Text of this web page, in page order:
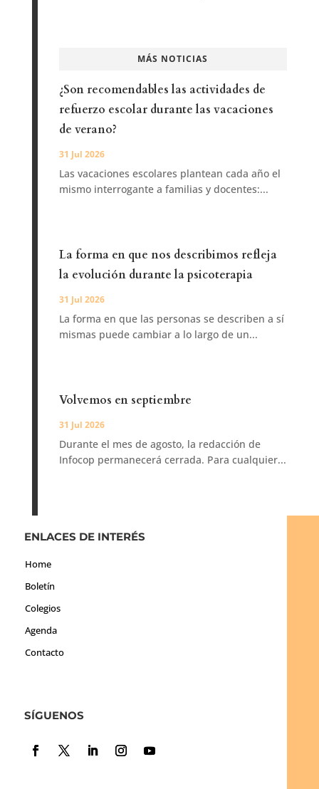
MÁS NOTICIAS
¿Son recomendables las actividades de
refuerzo escolar durante las vacaciones
de verano?
31 Jul 2026
Las vacaciones escolares plantean cada año el
mismo interrogante a familias y docentes:...
La forma en que nos describimos refleja
la evolución durante la psicoterapia
31 Jul 2026
La forma en que las personas se describen a sí
mismas puede cambiar a lo largo de un...
Volvemos en septiembre
31 Jul 2026
Durante el mes de agosto, la redacción de
Infocop permanecerá cerrada. Para cualquier...
ENLACES DE INTERÉS
Home
Boletín
Colegios
Agenda
Contacto
SÍGUENOS